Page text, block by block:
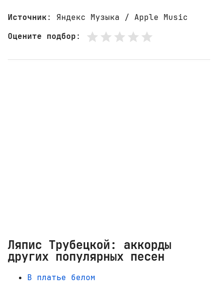
Источник: Яндекс Музыка / Apple Music
Оцените подбор:
Ляпис Трубецкой: аккорды
других популярных песен
В платье белом